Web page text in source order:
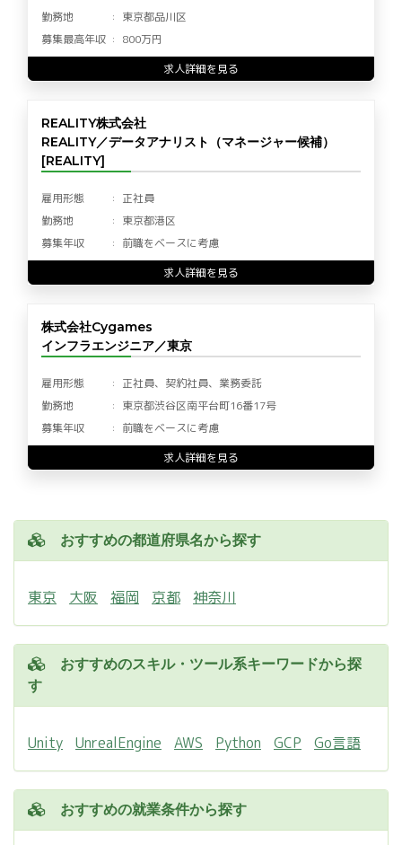
勤務地
東京都品川区
募集最高年収
800万円
求人詳細を見る
REALITY株式会社
REALITY／データアナリスト（マネージャー候補）
[REALITY]
雇用形態
正社員
勤務地
東京都港区
募集年収
前職をベースに考慮
求人詳細を見る
株式会社Cygames
インフラエンジニア／東京
雇用形態
正社員、契約社員、業務委託
勤務地
東京都渋谷区南平台町16番17号
募集年収
前職をベースに考慮
求人詳細を見る
おすすめの都道府県名から探す
東京 大阪 福岡 京都 神奈川
おすすめのスキル・ツール系キーワードから探
す
Unity UnrealEngine AWS Python GCP Go言語
おすすめの就業条件から探す